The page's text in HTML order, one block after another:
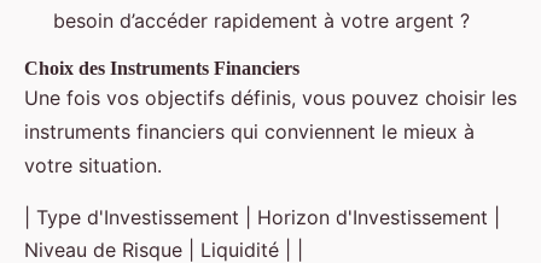
besoin d’accéder rapidement à votre argent ?
Choix des Instruments Financiers
Une fois vos objectifs définis, vous pouvez choisir les
instruments financiers qui conviennent le mieux à
votre situation.
| Type d'Investissement | Horizon d'Investissement |
Niveau de Risque | Liquidité | |